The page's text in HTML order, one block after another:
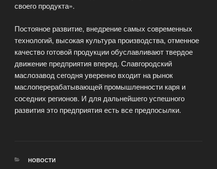
своего продукта».
Постояное развитие, внедрение самых современных
технологий, высокая культура производства, отменное
качество готовой продукции обуславливают твердое
движение предприятия вперед. Славгородский
маслозавод сегодня уверенно входит на рынок
маслоперерабатывающей промышленности каря и
соседних регионов. И для дальнейшего успешного
развития это предприятия есть все предпосылки.
РУБРИКИ
НОВОСТИ